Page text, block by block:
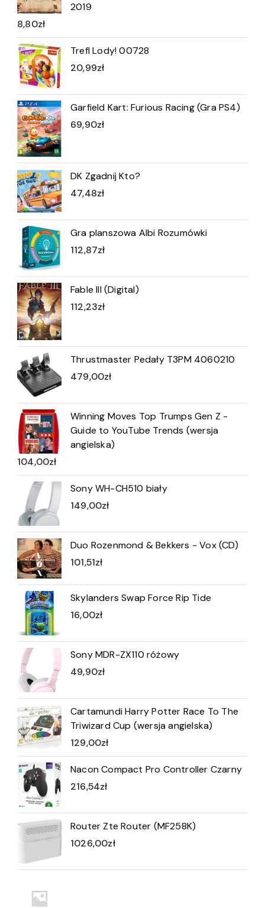
2019
8,80zł
Trefl Lody! 00728
20,99zł
Garfield Kart: Furious Racing (Gra PS4)
69,90zł
DK Zgadnij Kto?
47,48zł
Gra planszowa Albi Rozumówki
112,87zł
Fable III (Digital)
112,23zł
Thrustmaster Pedały T3PM 4060210
479,00zł
Winning Moves Top Trumps Gen Z -
Guide to YouTube Trends (wersja
angielska)
104,00zł
Sony WH-CH510 biały
149,00zł
Duo Rozenmond & Bekkers - Vox (CD)
101,51zł
Skylanders Swap Force Rip Tide
16,00zł
Sony MDR-ZX110 różowy
49,90zł
Cartamundi Harry Potter Race To The
Triwizard Cup (wersja angielska)
129,00zł
Nacon Compact Pro Controller Czarny
216,54zł
Router Zte Router (MF258K)
1026,00zł